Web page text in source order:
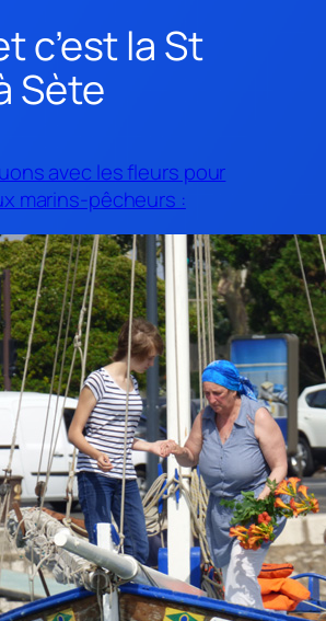
c’est la St
Sète
avec les fleurs pour
marins-pêcheurs :